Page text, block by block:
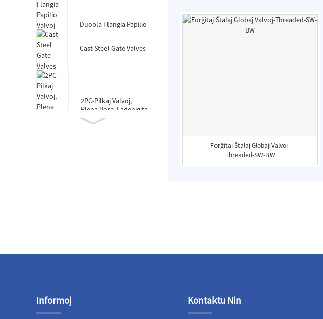
Duobla Flangia Papilio
Cast Steel Gate Valves
2PC-Pilkaj Valvoj,
Plena Bore, Fadenigita
Fino, DIN
Forĝitaj Ŝtalaj Globaj Valvoj-
Threaded-SW-BW
Informoj Kontaktu Nin